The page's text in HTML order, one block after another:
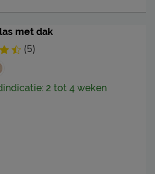
met dak
(5)
2 tot 4 weken